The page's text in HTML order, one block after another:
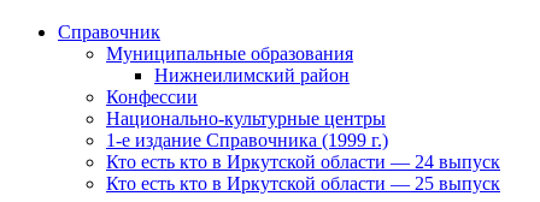
Справочник
Муниципальные образования
Нижнеилимский район
Конфессии
Национально-культурные центры
1-е издание Справочника (1999 г.)
Кто есть кто в Иркутской области — 24 выпуск
Кто есть кто в Иркутской области — 25 выпуск